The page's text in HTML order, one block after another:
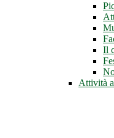
Il
Attività